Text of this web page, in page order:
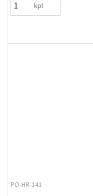
kpl
PO-HR-141